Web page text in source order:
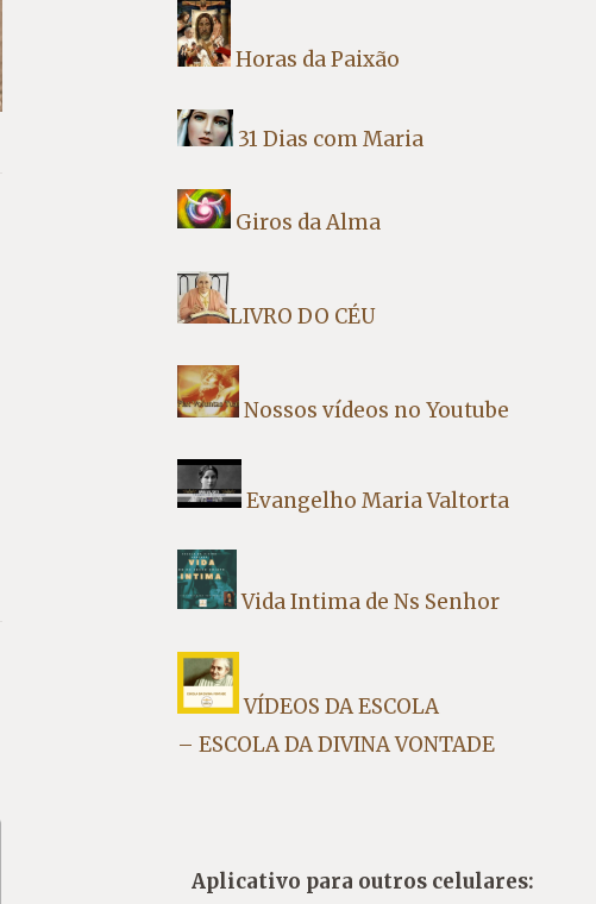
Horas da Paixão
31 Dias com Maria
Giros da Alma
LIVRO DO CÉU
Nossos vídeos no Youtube
Evangelho Maria Valtorta
Vida Intima de Ns Senhor
VÍDEOS DA ESCOLA
– ESCOLA DA DIVINA VONTADE
Aplicativo para outros celulares: